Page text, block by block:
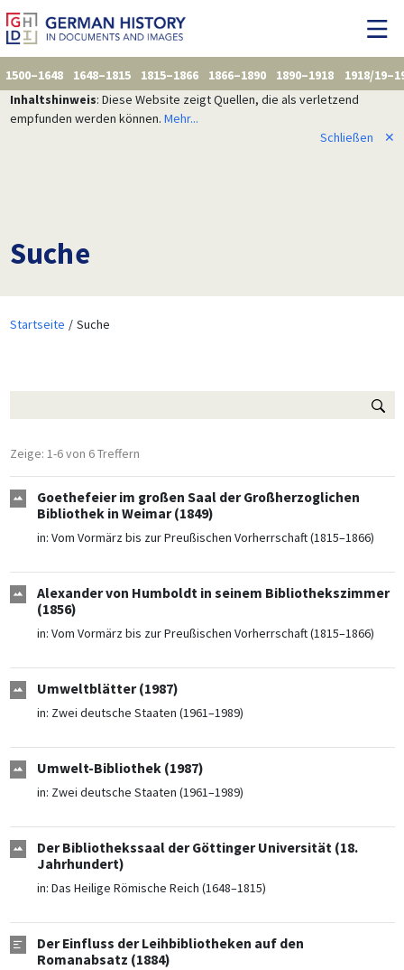
1500–1648 1648–1815 1815–1866 1866–1890 1890–1918
1918/
Inhaltshinweis: Diese Website zeigt Quellen, die als verletzend
empfunden werden können. Mehr...
Schließen
✕
Suche
Startseite Suche
Zeige: 1-6 von 6 Treffern
Goethefeier im großen Saal der Großherzoglichen
Bibliothek in Weimar (1849)
in: Vom Vormärz bis zur Preußischen Vorherrschaft (1815–1866)
Alexander von Humboldt in seinem Bibliothekszimmer
(1856)
in: Vom Vormärz bis zur Preußischen Vorherrschaft (1815–1866)
Umweltblätter (1987)
in: Zwei deutsche Staaten (1961–1989)
Umwelt-Bibliothek (1987)
in: Zwei deutsche Staaten (1961–1989)
Der Bibliothekssaal der Göttinger Universität (18.
Jahrhundert)
in: Das Heilige Römische Reich (1648–1815)
Der Einfluss der Leihbibliotheken auf den
Romanabsatz (1884)